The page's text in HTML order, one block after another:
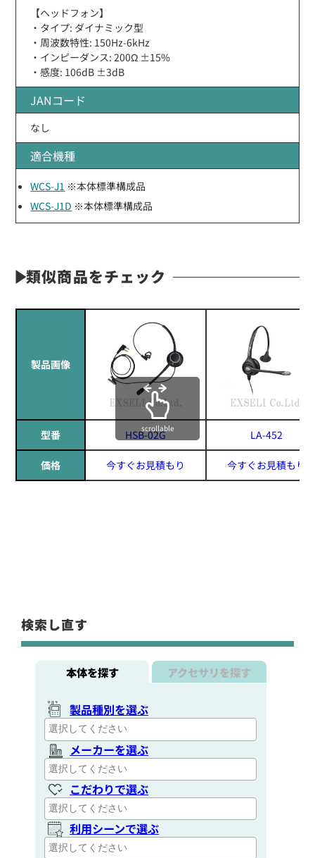
【ヘッドフォン】
・タイプ: ダイナミック型
・周波数特性: 150Hz-6kHz
・インピーダンス: 200Ω ±15%
・感度: 106dB ±3dB
JANコード
なし
適合機種
WCS-J1 ※本体標準構成品
WCS-J1D ※本体標準構成品
類似商品をチェック
製品画像
型番 HSB-02G LA-452
価格 今すぐお見積もり 今すぐお見積もり
scrollable
検索し直す
本体を探す アクセサリを探す
製品種別を選ぶ
メーカーを選ぶ
こだわりで選ぶ
利用シーンで選ぶ